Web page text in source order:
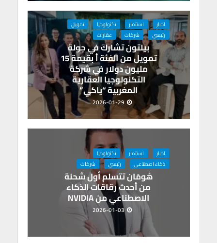
اخبار استثمار تكنولوجيا
تمويل
رئيسي
شركات عقارات
بيلتون تشارك في جولة
تمويل من الفئة أ بقيمة 15
مليون دولار في شركة
التكنولوجيا العقارية
المغربية “ياكي”
2026-01-29
اخبار استثمار
تكنولوجيا
ذكاء اصطناعى
رئيسي شركات
هُومَان تتسلم أول شحنة
من أحدث رقاقات الذكاء
الاصطناعي من NVIDIA
2026-01-03